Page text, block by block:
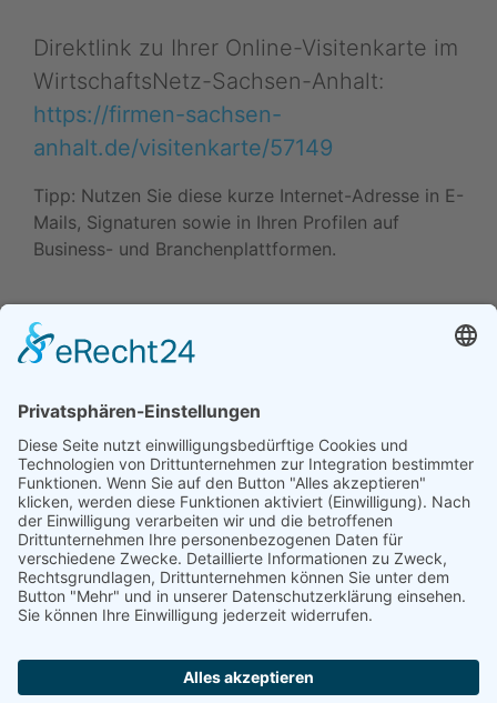
Direktlink zu Ihrer Online-Visitenkarte im
WirtschaftsNetz-Sachsen-Anhalt:
https://firmen-sachsen-
anhalt.de/visitenkarte/57149
Tipp: Nutzen Sie diese kurze Internet-Adresse in E-
Mails, Signaturen sowie in Ihren Profilen auf
Business- und Branchenplattformen.
Daten ändern (Inhaber) •
Drucken • Änderung
vorschlagen
Daten ändern (für Inhaber)•Änderung
vorschlagen•Drucken
Werben in diesem Portal•Kontakt / Impressum•
Datenschutzerklärung•Cookie-Einstellungen